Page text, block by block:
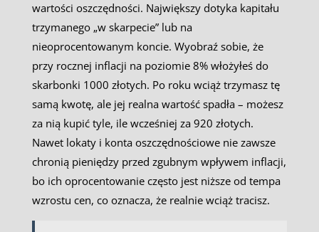
wartości oszczędności. Największy dotyka kapitału
trzymanego „w skarpecie” lub na
nieoprocentowanym koncie. Wyobraź sobie, że
przy rocznej inflacji na poziomie 8% włożyłeś do
skarbonki 1000 złotych. Po roku wciąż trzymasz tę
samą kwotę, ale jej realna wartość spadła – możesz
za nią kupić tyle, ile wcześniej za 920 złotych.
Nawet lokaty i konta oszczędnościowe nie zawsze
chronią pieniędzy przed zgubnym wpływem inflacji,
bo ich oprocentowanie często jest niższe od tempa
wzrostu cen, co oznacza, że realnie wciąż tracisz.